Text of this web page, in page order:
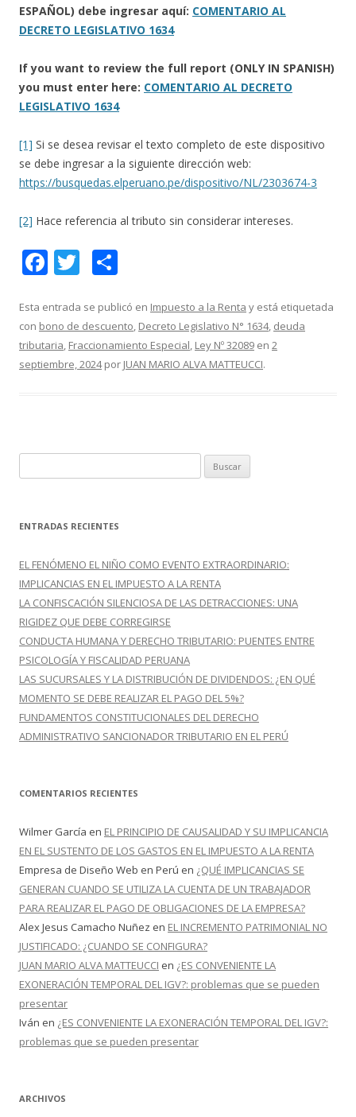
ESPAÑOL) debe ingresar aquí: COMENTARIO AL
DECRETO LEGISLATIVO 1634
If you want to review the full report (ONLY IN SPANISH)
you must enter here: COMENTARIO AL DECRETO
LEGISLATIVO 1634
[1] Si se desea revisar el texto completo de este dispositivo
se debe ingresar a la siguiente dirección web:
https://busquedas.elperuano.pe/dispositivo/NL/2303674-3
[2] Hace referencia al tributo sin considerar intereses.
F
e
b
o
T
itt
er
m
p
ar
Esta entrada se publicó en Impuesto a la Renta y está etiquetada
con bono de descuento, Decreto Legislativo N° 1634, deuda
tributaria, Fraccionamiento Especial, Ley Nº 32089 en 2
septiembre, 2024por JUAN MARIO ALVA MATTEUCCI.
u
c
r
:
ENTRADAS RECIENTES
EL FENÓMENO EL NIÑO COMO EVENTO EXTRAORDINARIO:
IMPLICANCIAS EN EL IMPUESTO A LA RENTA
LA CONFISCACIÓN SILENCIOSA DE LAS DETRACCIONES: UNA
RIGIDEZ QUE DEBE CORREGIRSE
CONDUCTA HUMANA Y DERECHO TRIBUTARIO: PUENTES ENTRE
PSICOLOGÍA Y FISCALIDAD PERUANA
LAS SUCURSALES Y LA DISTRIBUCIÓN DE DIVIDENDOS: ¿EN QUÉ
MOMENTO SE DEBE REALIZAR EL PAGO DEL 5%?
FUNDAMENTOS CONSTITUCIONALES DEL DERECHO
ADMINISTRATIVO SANCIONADOR TRIBUTARIO EN EL PERÚ
COMENTARIOS RECIENTES
Wilmer García en EL PRINCIPIO DE CAUSALIDAD Y SU IMPLICANCIA
EN EL SUSTENTO DE LOS GASTOS EN EL IMPUESTO A LA RENTA
Empresa de Diseño Web en Perú en ¿QUÉ IMPLICANCIAS SE
GENERAN CUANDO SE UTILIZA LA CUENTA DE UN TRABAJADOR
PARA REALIZAR EL PAGO DE OBLIGACIONES DE LA EMPRESA?
Alex Jesus Camacho Nuñez en EL INCREMENTO PATRIMONIAL NO
JUSTIFICADO: ¿CUANDO SE CONFIGURA?
JUAN MARIO ALVA MATTEUCCI en ¿ES CONVENIENTE LA
EXONERACIÓN TEMPORAL DEL IGV?: problemas que se pueden
presentar
Iván en ¿ES CONVENIENTE LA EXONERACIÓN TEMPORAL DEL IGV?:
problemas que se pueden presentar
ARCHIVOS